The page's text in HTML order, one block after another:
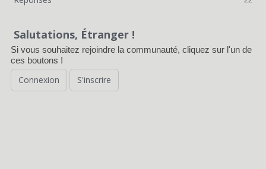
Salutations, Étranger !
Si vous souhaitez rejoindre la communauté, cliquez sur l'un de
ces boutons !
Connexion S'inscrire